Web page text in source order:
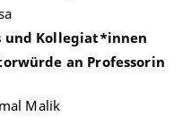
und Kollegiat*innen
an Professorin
Malik